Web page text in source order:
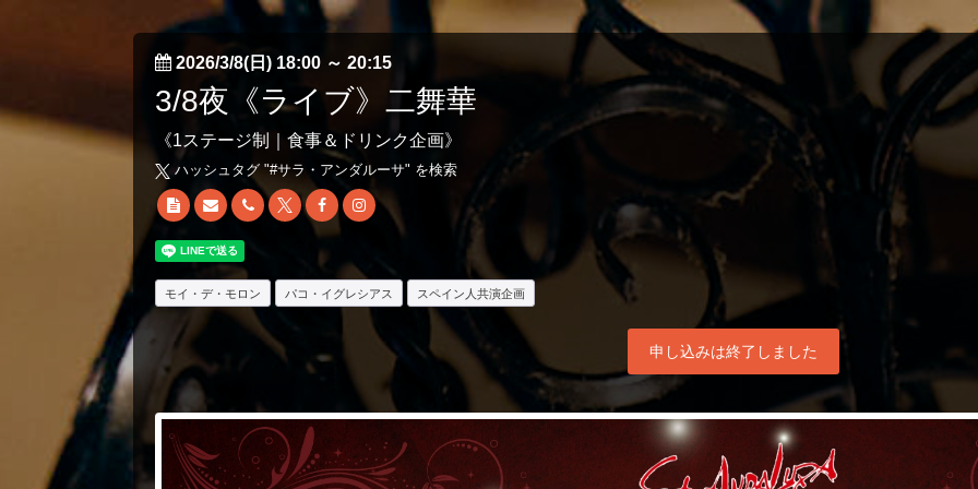
2026/3/8(日) 18:00 ～ 20:15
3/8夜《ライブ》二舞華
《1ステージ制｜食事＆ドリンク企画》
ハッシュタグ "#サラ・アンダルーサ" を検索
モイ・デ・モロン パコ・イグレシアス スペイン人共演企画
申し込みは終了しました